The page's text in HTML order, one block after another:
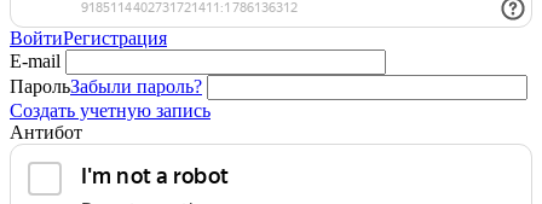
ВойтиРегистрация
E-mail
ПарольЗабыли пароль?
Создать учетную запись
Антибот